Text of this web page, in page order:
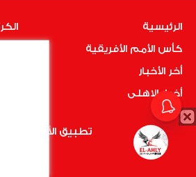
الرئيسية
كأس الأمم الأفريقية
أخر الأخبار
أخبار الاهلى
الكرة المصرية
بطولات
تطبيق الأهلي.كوم